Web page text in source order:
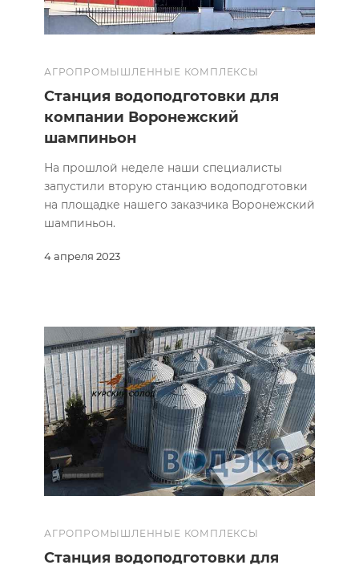
АГРОПРОМЫШЛЕННЫЕ КОМПЛЕКСЫ
4 апреля 2023
Станция водоподготовки для
компании Воронежский
шампиньон
На прошлой неделе наши специалисты
запустили вторую станцию водоподготовки
на площадке нашего заказчика Воронежский
шампиньон.
АГРОПРОМЫШЛЕННЫЕ КОМПЛЕКСЫ
Станция водоподготовки для